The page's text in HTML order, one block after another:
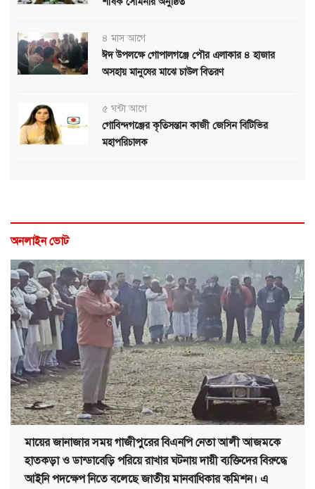
৪ মাস আগে
ঈদ উপলক্ষে গোপালগঞ্জে পৌর এলাকার ৪ হাজার
অসহায় মানুষের মাঝে চাউল বিতরণ
৫ ঘন্টা আগে
গোবিন্দগঞ্জের কৃতিসন্তান কাজী জেসিন বিটিভির
মহাপরিচালক
অনলাইন ভোট
মায়ের জানাজার সময় গাজীপুরের বিএনপি নেতা আলী আজমকে
হাতকড়া ও ডান্ডাবেড়ি পরিয়ে রাখার ঘটনায় দায়ী ব্যক্তিদের বিরুদ্ধে
আইনি পদক্ষেপ নিতে বলেছে জাতীয় মানবাধিকার কমিশন। এ